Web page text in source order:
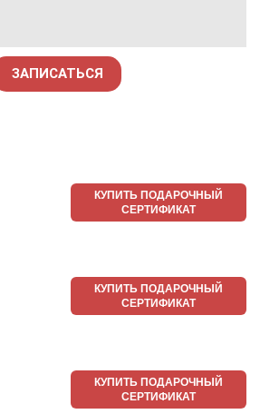
ЗАПИСАТЬСЯ
КУПИТЬ ПОДАРОЧНЫЙ
СЕРТИФИКАТ
КУПИТЬ ПОДАРОЧНЫЙ
СЕРТИФИКАТ
КУПИТЬ ПОДАРОЧНЫЙ
СЕРТИФИКАТ